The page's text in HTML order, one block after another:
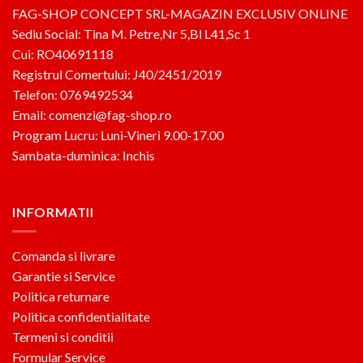
FAG-SHOP CONCEPT SRL-MAGAZIN EXCLUSIV ONLINE
Sediu Social: Tina M. Petre,Nr 5,Bl L41,Sc 1
Cui: RO40691118
Registrul Comertului: J40/2451/2019
Telefon: 0769492534
Email: comenzi@fag-shop.ro
Program Lucru: Luni-Vineri 9.00-17.00
Sambata-duminica: Inchis
INFORMATII
Comanda si livrare
Garantie si Service
Politica returnare
Politica confidentialitate
Termeni si conditii
Formular Service